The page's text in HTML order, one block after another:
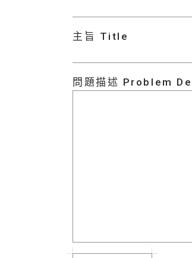
主旨 Title
問題描述 Problem